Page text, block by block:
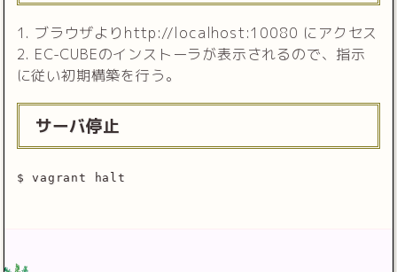
1. ブラウザよりhttp://localhost:10080 にアクセス
2. EC-CUBEのインストーラが表示されるので、指示
に従い初期構築を行う。
サーバ停止
$ vagrant halt